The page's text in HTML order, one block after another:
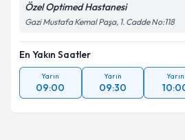
Kişisel verilerimin
Metni'ni okudum ve kişisel
kapsamda işlenmesini
Özel Optimed Hastanesi
Gazi Mustafa Kemal Paşa, 1. Cadde No:118
En Yakın Saatler
Yarın
09:00
Yarın
09:30
Yarın